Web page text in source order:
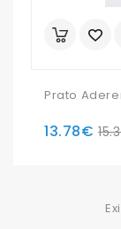
Prato
13.78€